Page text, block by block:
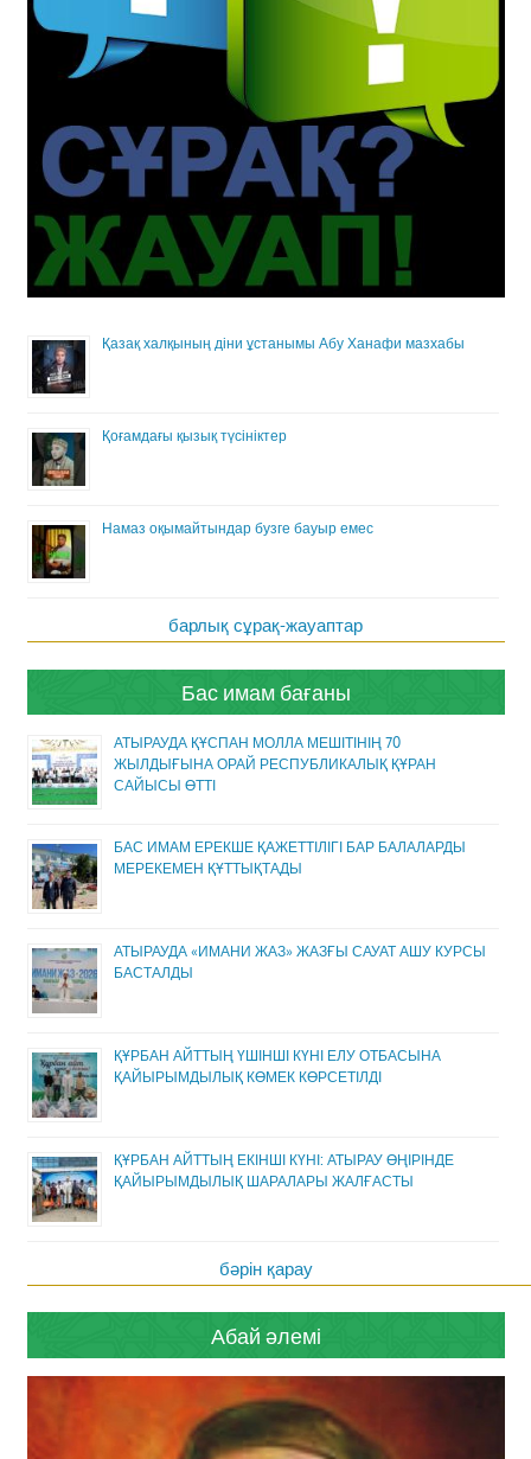
Қазақ халқының діни ұстанымы Абу Ханафи мазхабы
Қоғамдағы қызық түсініктер
Намаз оқымайтындар бузге бауыр емес
барлық сұрақ-жауаптар
Бас имам бағаны
АТЫРАУДА ҚҰСПАН МОЛЛА МЕШІТІНІҢ 70
ЖЫЛДЫҒЫНА ОРАЙ РЕСПУБЛИКАЛЫҚ ҚҰРАН
САЙЫСЫ ӨТТІ
БАС ИМАМ ЕРЕКШЕ ҚАЖЕТТІЛІГІ БАР БАЛАЛАРДЫ
МЕРЕКЕМЕН ҚҰТТЫҚТАДЫ
АТЫРАУДА «ИМАНИ ЖАЗ» ЖАЗҒЫ САУАТ АШУ КУРСЫ
БАСТАЛДЫ
ҚҰРБАН АЙТТЫҢ ҮШІНШІ КҮНІ ЕЛУ ОТБАСЫНА
ҚАЙЫРЫМДЫЛЫҚ КӨМЕК КӨРСЕТІЛДІ
ҚҰРБАН АЙТТЫҢ ЕКІНШІ КҮНІ: АТЫРАУ ӨҢІРІНДЕ
ҚАЙЫРЫМДЫЛЫҚ ШАРАЛАРЫ ЖАЛҒАСТЫ
бәрін қарау
Абай әлемі